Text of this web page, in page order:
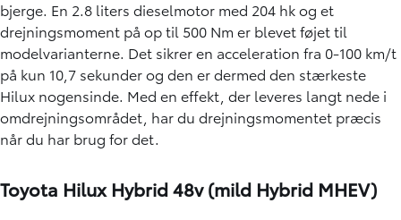
bjerge. En 2.8 liters dieselmotor med 204 hk og et
drejningsmoment på op til 500 Nm er blevet føjet til
modelvarianterne. Det sikrer en acceleration fra 0-100 km/t
på kun 10,7 sekunder og den er dermed den stærkeste
Hilux nogensinde. Med en effekt, der leveres langt nede i
omdrejningsområdet, har du drejningsmomentet præcis
når du har brug for det.
Toyota Hilux Hybrid 48v (mild Hybrid MHEV)